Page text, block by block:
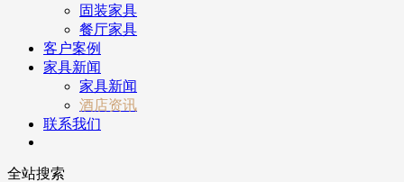
固装家具
餐厅家具
客户案例
家具新闻
家具新闻
酒店资讯
联系我们
全站搜索